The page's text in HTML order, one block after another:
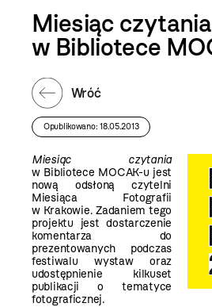
Miesiąc czytania
w Bibliotece
Wróć
Opublikowano: 18.05.2013
Miesiąc czytania
w Bibliotece MOCAK-u jest
nową odsłoną czytelni
Miesiąca Fotografii
w Krakowie. Zadaniem tego
projektu jest dostarczenie
komentarza do
prezentowanych podczas
festiwalu wystaw oraz
udostępnienie kilkuset
publikacji o tematyce
fotograficznej.